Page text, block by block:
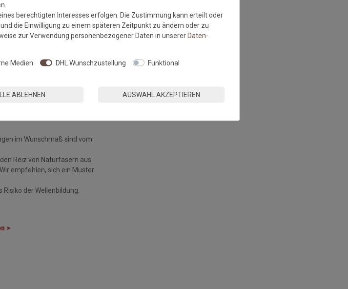
im Wunschmaß sind vom
Reiz von Naturfasern aus.
empfehlen, sich ein Muster
der Wellenbildung.
>
berechtigten Interesses erfolgen. Die Zustimmung kann erteilt oder
die Einwilligung zu einem späteren Zeitpunkt zu ändern oder zu
zur Verwendung personenbezogener Daten in unsererDaten­
Medien DHL Wunschzustellung Funktional
ABLEHNEN AUSWAHL AKZEPTIEREN